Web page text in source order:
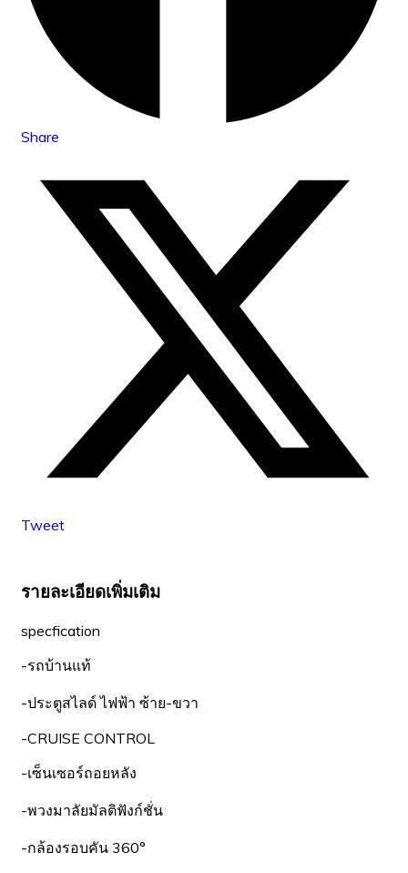
Share
Tweet
รายละเอียดเพิ่มเติม
specfication
-รถบ้านแท้
-ประตูสไลด์ ไฟฟ้า ซ้าย-ขวา
-CRUISE CONTROL
-เซ็นเซอร์ถอยหลัง
-พวงมาลัยมัลติฟังก์ชั่น
-กล้องรอบคัน 360°